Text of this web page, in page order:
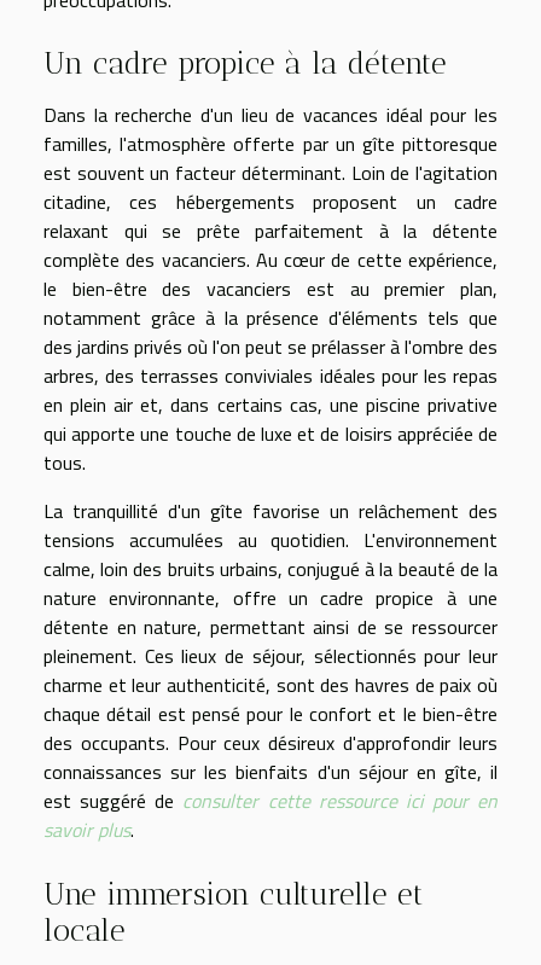
Un cadre propice à la détente
Dans la recherche d'un lieu de vacances idéal pour les
familles, l'atmosphère offerte par un gîte pittoresque
est souvent un facteur déterminant. Loin de l'agitation
citadine, ces hébergements proposent un cadre
relaxant qui se prête parfaitement à la détente
complète des vacanciers. Au cœur de cette expérience,
le bien-être des vacanciers est au premier plan,
notamment grâce à la présence d'éléments tels que
des jardins privés où l'on peut se prélasser à l'ombre des
arbres, des terrasses conviviales idéales pour les repas
en plein air et, dans certains cas, une piscine privative
qui apporte une touche de luxe et de loisirs appréciée de
tous.
La tranquillité d'un gîte favorise un relâchement des
tensions accumulées au quotidien. L'environnement
calme, loin des bruits urbains, conjugué à la beauté de la
nature environnante, offre un cadre propice à une
détente en nature, permettant ainsi de se ressourcer
pleinement. Ces lieux de séjour, sélectionnés pour leur
charme et leur authenticité, sont des havres de paix où
chaque détail est pensé pour le confort et le bien-être
des occupants. Pour ceux désireux d'approfondir leurs
connaissances sur les bienfaits d'un séjour en gîte, il
est suggéré de consulter cette ressource ici pour en
savoir plus.
Une immersion culturelle et
locale